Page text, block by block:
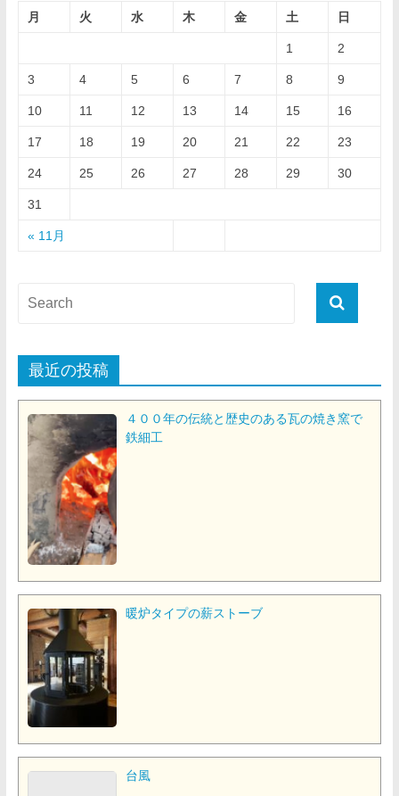
月
火 水 木 金 土 日
« 11月
1 2
3 4 5 6 7 8 9
10 11 12 13 14 15 16
17 18 19 20 21 22 23
24 25 26 27 28 29 30
31
最近の投稿
４００年の伝統と歴史のある瓦の焼き窯で
鉄細工
暖炉タイプの薪ストーブ
台風